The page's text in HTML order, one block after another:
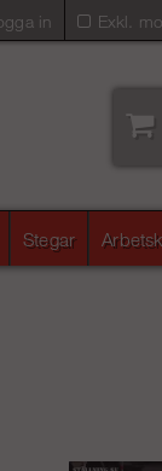
Exkl.
in
Stegar